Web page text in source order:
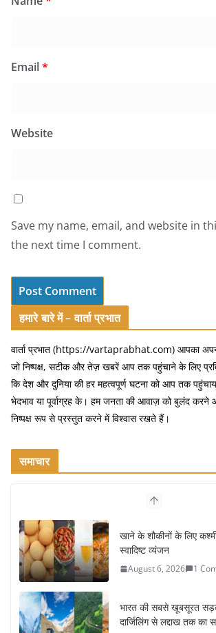
Email*
Website
Save my name, email, and website in
the next time I comment.
हमारे बारे में – वार्ता प्रभात
वार्ता प्रभात (https://vartaprabhat.com) आपका अपना
जो निष्पक्ष, सटीक और तेज़ खबरें आप तक पहुंचाने के लिए
कि देश और दुनिया की हर महत्वपूर्ण घटना को आप तक
भेदभाव या पूर्वाग्रह के। हम जनता की आवाज़ को बुलंद करने
निष्पक्ष रूप से प्रस्तुत करने में विश्वास रखते हैं।
समाचार
खाने के शौकीनों के लिए
स्वादिष्ट व्यंजन
August 6, 2026 1
भारत की सबसे खूबसूरत
दार्जिलिंग से लद्दाख तक का